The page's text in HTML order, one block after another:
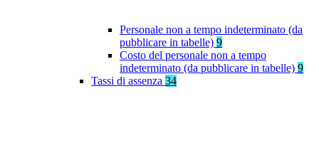
Personale non a tempo indeterminato (da
pubblicare in tabelle) 9
Costo del personale non a tempo
indeterminato (da pubblicare in tabelle) 9
Tassi di assenza 34